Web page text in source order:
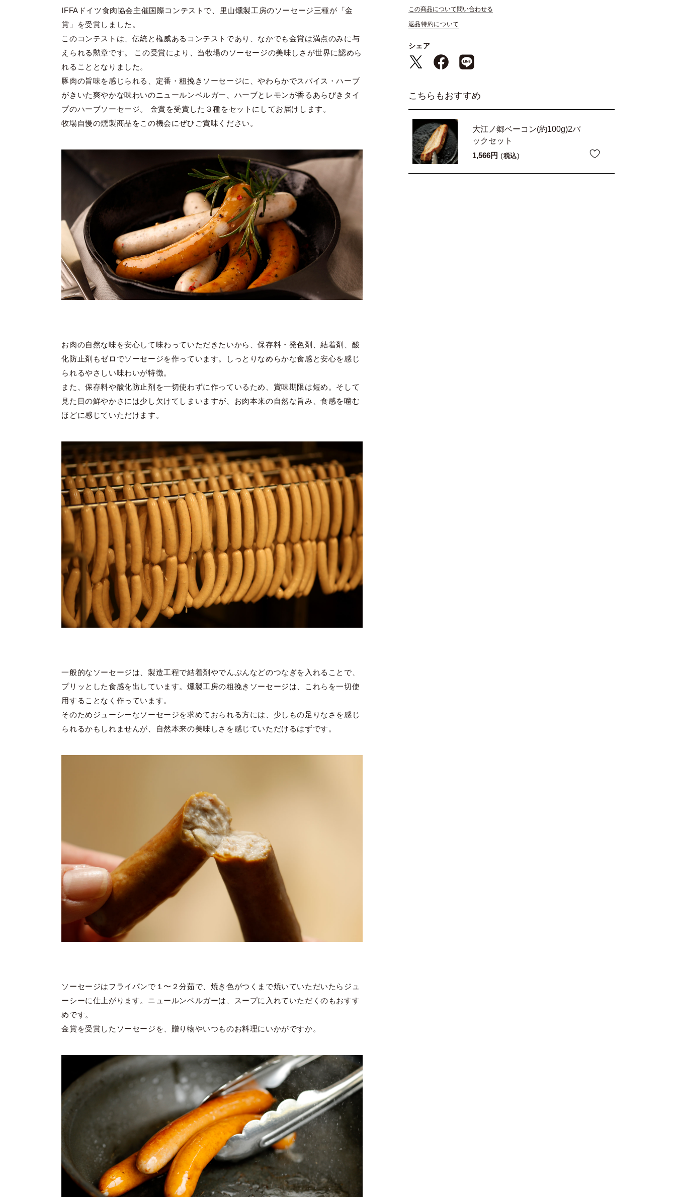
この商品について問い合わせる
返品特約について
シェア
こちらもおすすめ
大江ノ郷ベーコン(約100g)2パ
ックセット
1,566
税込
IFFAドイツ食肉協会主催国際コンテストで、里山燻製工房のソーセージ三種が「金
賞」を受賞しました。
このコンテストは、伝統と権威あるコンテストであり、なかでも金賞は満点のみに与
えられる勲章です。 この受賞により、当牧場のソーセージの美味しさが世界に認めら
れることとなりました。
豚肉の旨味を感じられる、定番・粗挽きソーセージに、やわらかでスパイス・ハーブ
がきいた爽やかな味わいのニュールンベルガー、ハーブとレモンが香るあらびきタイ
プのハーブソーセージ。 金賞を受賞した３種をセットにしてお届けします。
牧場自慢の燻製商品をこの機会にぜひご賞味ください。
お肉の自然な味を安心して味わっていただきたいから、保存料・発色剤、結着剤、酸
化防止剤もゼロでソーセージを作っています。しっとりなめらかな食感と安心を感じ
られるやさしい味わいが特徴。
また、保存料や酸化防止剤を一切使わずに作っているため、賞味期限は短め。そして
見た目の鮮やかさには少し欠けてしまいますが、お肉本来の自然な旨み、食感を噛む
ほどに感じていただけます。
一般的なソーセージは、製造工程で結着剤やでんぷんなどのつなぎを入れることで、
プリッとした食感を出しています。燻製工房の粗挽きソーセージは、これらを一切使
用することなく作っています。
そのためジューシーなソーセージを求めておられる方には、少しもの足りなさを感じ
られるかもしれませんが、自然本来の美味しさを感じていただけるはずです。
ソーセージはフライパンで１〜２分茹で、焼き色がつくまで焼いていただいたらジュ
ーシーに仕上がります。ニュールンベルガーは、スープに入れていただくのもおすす
めです。
金賞を受賞したソーセージを、贈り物やいつものお料理にいかがですか。